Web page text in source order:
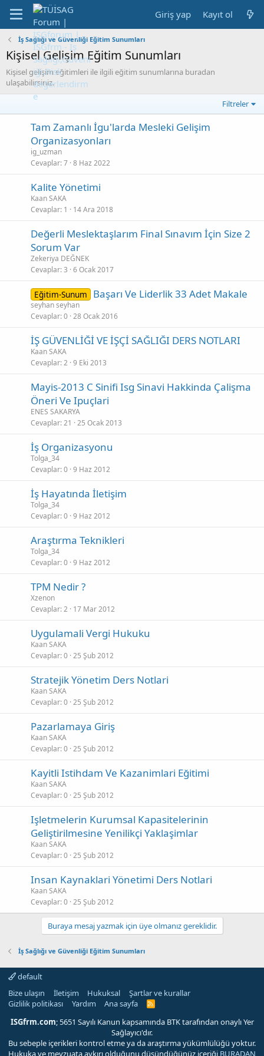
Giriş yap Kayıt ol
İş Sağlığı ve Güvenliği Eğitim Sunumları
Kişisel Gelişim Eğitim Sunumları
Kişisel gelişim eğitimleri ile ilgili eğitim sunumlarına buradan
ulaşabilirsiniz.
Filtreler
Tam Zamanlı İgu'larda Mesleki Gelişim
Organizasyonları
ig_uzman
Cevaplar 7 8 Haz 2022
Kalite Yönetimi
Kaan SAKA
Cevaplar 1 14 Ara 2018
Değerli Meslektaşlarım Final Sınavım İçin Size 2
Sorum Var
Zekeriya DEĞNEK
Cevaplar 3 6 Ocak 2017
Eğitim-Sunum Başarı Ve Liderlik 33 Adet Makale
seyhan seyhan
Cevaplar 0 28 Ocak 2016
İŞ GÜVENLİĞİ VE İŞÇİ SAĞLIĞI DERS NOTLARI
Kaan SAKA
Cevaplar 2 9 Eki 2013
Mayis-2013 C Sinifi Isg Sinavi Hakkinda Çalişma
Öneri Ve Ipuçlari
ENES SAKARYA
Cevaplar 21 25 Ocak 2013
İş Organizasyonu
Tolga_34
Cevaplar 0 9 Haz 2012
İş Hayatında İletişim
Tolga_34
Cevaplar 0 9 Haz 2012
Araştırma Teknikleri
Tolga_34
Cevaplar 0 9 Haz 2012
TPM Nedir ?
Xzenon
Cevaplar 2 17 Mar 2012
Uygulamali Vergi Hukuku
Kaan SAKA
Cevaplar 0 25 Şub 2012
Stratejik Yönetim Ders Notlari
Kaan SAKA
Cevaplar 0 25 Şub 2012
Pazarlamaya Giriş
Kaan SAKA
Cevaplar 0 25 Şub 2012
Kayitli Istihdam Ve Kazanimlari Eğitimi
Kaan SAKA
Cevaplar 0 25 Şub 2012
Işletmelerin Kurumsal Kapasitelerinin
Geliştirilmesine Yenilikçi Yaklaşimlar
Kaan SAKA
Cevaplar 0 25 Şub 2012
Insan Kaynaklari Yönetimi Ders Notlari
Kaan SAKA
Cevaplar 0 25 Şub 2012
Buraya mesaj yazmak için üye olmanız gereklidir.
İş Sağlığı ve Güvenliği Eğitim Sunumları
default
Bize ulaşın
İletişim Hukuksal
Şartlar ve kurallar
Gizlilik politikası
Yardım Ana sayfa
R
S
ISGfrm.com; 5651 Sayılı Kanun kapsamında BTK tarafından onaylı Yer
Sağlayıcı'dır.
Bu sebeple içerikleri kontrol etme ya da araştırma yükümlülüğü yoktur.
Hukuka ve mevzuata aykırı olduğunu düşündüğünüz içeriği BURADAN